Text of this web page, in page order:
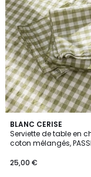
BLANC CERISE
Serviette de table en
coton mélangés,
25,00 €
2
Couleurs